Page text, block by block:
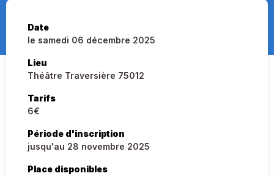
Date
le samedi 06 décembre 2025
Lieu
Théâtre Traversière 75012
Tarifs
6€
Période d'inscription
jusqu'au 28 novembre 2025
Place disponibles